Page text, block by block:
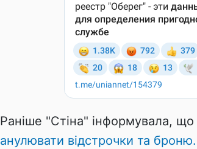
Раніше "Стіна" інформувала, що
анулювати відстрочки та броню.